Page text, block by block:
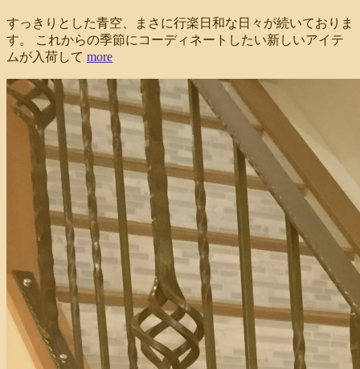
すっきりとした青空、まさに行楽日和な日々が続いておりま
す。 これからの季節にコーディネートしたい新しいアイテ
ムが入荷して more